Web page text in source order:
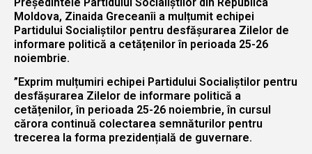
Moldova, Zinaida Greceanîi a mulțumit echipei
Partidului Socialiștilor pentru desfășurarea Zilelor de
informare politică a cetățenilor în perioada 25-26
noiembrie.
”Exprim mulțumiri echipei Partidului Socialiștilor pentru
desfășurarea Zilelor de informare politică a
cetățenilor, în perioada 25-26 noiembrie, în cursul
cărora continuă colectarea semnăturilor pentru
trecerea la forma prezidențială de guvernare.